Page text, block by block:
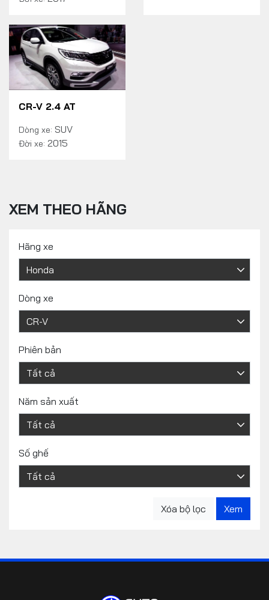
CR-V 2.4 AT
Dòng xe: SUV
Đời xe: 2015
XEM THEO HÃNG
Hãng xe
Dòng xe
Phiên bản
Năm sản xuất
Số ghế